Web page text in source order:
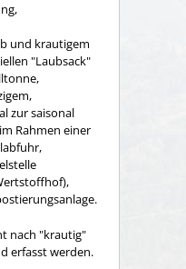
und krautigem
"Laubsack"
zur saisonal
Rahmen einer
nach "krautig"
erfasst werden.